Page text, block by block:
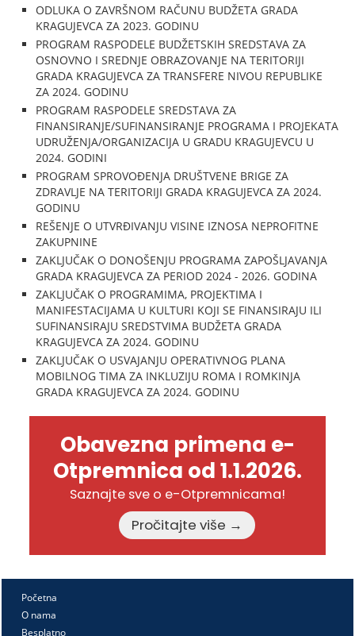
ODLUKA O ZAVRŠNOM RAČUNU BUDŽETA GRADA
KRAGUJEVCA ZA 2023. GODINU
PROGRAM RASPODELE BUDŽETSKIH SREDSTAVA ZA
OSNOVNO I SREDNJE OBRAZOVANJE NA TERITORIJI
GRADA KRAGUJEVCA ZA TRANSFERE NIVOU REPUBLIKE
ZA 2024. GODINU
PROGRAM RASPODELE SREDSTAVA ZA
FINANSIRANJE/SUFINANSIRANJE PROGRAMA I PROJEKATA
UDRUŽENJA/ORGANIZACIJA U GRADU KRAGUJEVCU U
2024. GODINI
PROGRAM SPROVOĐENJA DRUŠTVENE BRIGE ZA
ZDRAVLJE NA TERITORIJI GRADA KRAGUJEVCA ZA 2024.
GODINU
REŠENJE O UTVRĐIVANJU VISINE IZNOSA NEPROFITNE
ZAKUPNINE
ZAKLJUČAK O DONOŠENJU PROGRAMA ZAPOŠLJAVANJA
GRADA KRAGUJEVCA ZA PERIOD 2024 - 2026. GODINA
ZAKLJUČAK O PROGRAMIMA, PROJEKTIMA I
MANIFESTACIJAMA U KULTURI KOJI SE FINANSIRAJU ILI
SUFINANSIRAJU SREDSTVIMA BUDŽETA GRADA
KRAGUJEVCA ZA 2024. GODINU
ZAKLJUČAK O USVAJANJU OPERATIVNOG PLANA
MOBILNOG TIMA ZA INKLUZIJU ROMA I ROMKINJA
GRADA KRAGUJEVCA ZA 2024. GODINU
Obavezna primena e-
Otpremnica od 1.1.2026.
Saznajte sve o e-Otpremnicama!
Pročitajte više →
Početna
O nama
Besplatno